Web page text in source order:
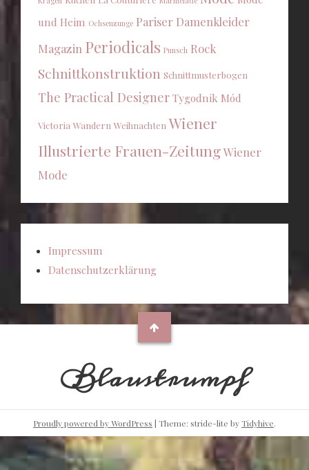
und Heim Ochsenzunge Pariser Damenkleider
Magazin Periodicals Punsch Rock
Schnittkonstruktion Schnittmusterbogen
The Practical Designer Tygodnik Mód
Victoria Wandern Weihnachten Wiener
Illustrierte Frauen-ZeitungWiener
Mode
Impressum
Datenschutzerklärung
Blaustrumpf
Proudly powered by WordPress | Theme: stride-lite byTidyhive.